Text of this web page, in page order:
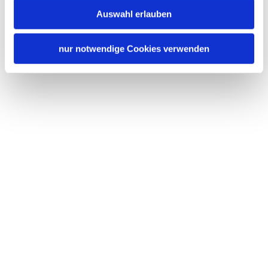
Auswahl erlauben
nur notwendige Cookies verwenden